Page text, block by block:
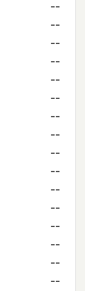
--
--
--
--
--
--
--
--
--
--
--
--
--
--
--
--